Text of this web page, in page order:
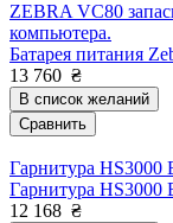
ZEBRA VC80
компьютера.
Батарея питания
13 760 ₴
В список желаний
Сравнить
Гарнитура HS3000
Гарнитура HS3000
12 168 ₴